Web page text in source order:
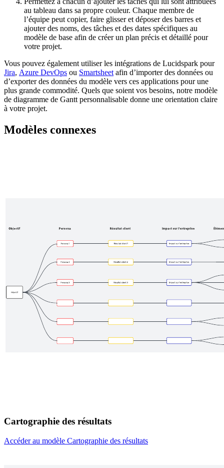
au tableau dans sa propre couleur. Chaque membre de
l’équipe peut copier, faire glisser et déposer des barres et
ajouter des noms, des tâches et des dates spécifiques au
modèle de base afin de créer un plan précis et détaillé pour
votre projet.
Vous pouvez également utiliser les intégrations de Lucidspark pour
Jira, Azure DevOps ou Smartsheet afin d’importer des données ou
d’exporter des données du modèle vers ces applications pour une
plus grande commodité. Quels que soient vos besoins, notre modèle
de diagramme de Gantt personnalisable donne une orientation claire
à votre projet.
Modèles connexes
Cartographie des résultats
Accéder au modèle Cartographie des résultats